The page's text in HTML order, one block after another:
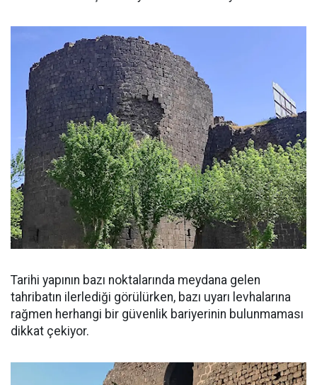
Tarihi yapının bazı noktalarında meydana gelen
tahribatın ilerlediği görülürken, bazı uyarı levhalarına
rağmen herhangi bir güvenlik bariyerinin bulunmaması
dikkat çekiyor.